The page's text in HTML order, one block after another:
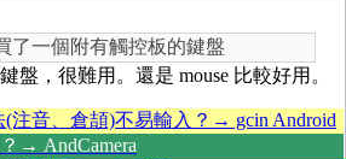
了一個附有觸控板的鍵盤
盤，很難用。還是 mouse 比較好用。
注音、倉頡)不易輸入？→ gcin Android
→ AndCamera